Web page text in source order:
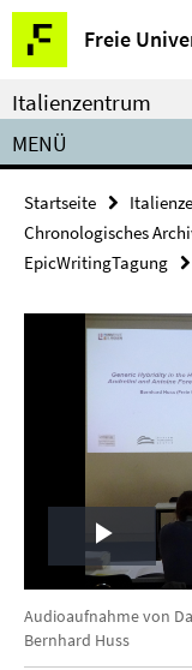
Springe
direkt
zu
Inhalt
Freie
Service-
Navigation
Italienzentrum
MENÜ
Startseite
Chronologisches
EpicWritingTagung
Play
Video
Audioaufnahme von
Bernhard Huss